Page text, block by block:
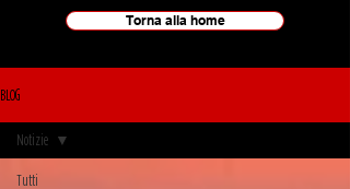
Torna alla home
BLOG
Tutti
Notizie